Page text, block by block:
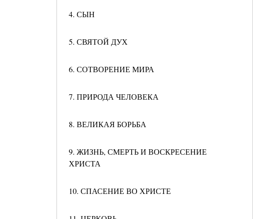
4. СЫН
5. СВЯТОЙ ДУХ
6. СОТВОРЕНИЕ МИРА
7. ПРИРОДА ЧЕЛОВЕКА
8. ВЕЛИКАЯ БОРЬБА
9. ЖИЗНЬ, СМЕРТЬ И ВОСКРЕСЕНИЕ
ХРИСТА
10. СПАСЕНИЕ ВО ХРИСТЕ